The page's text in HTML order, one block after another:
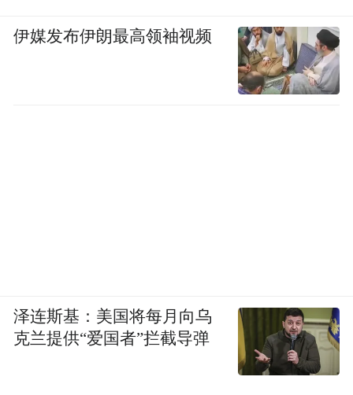
伊媒发布伊朗最高领袖视频
泽连斯基：美国将每月向乌
克兰提供“爱国者”拦截导弹